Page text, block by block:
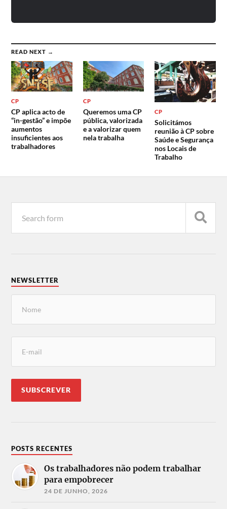
READ NEXT →
CP
CP aplica acto de
“in-gestão” e impõe
aumentos
insuficientes aos
trabalhadores
CP
Queremos uma CP
pública, valorizada
e a valorizar quem
nela trabalha
CP
Solicitámos
reunião à CP sobre
Saúde e Segurança
nos Locais de
Trabalho
NEWSLETTER
POSTS RECENTES
Os trabalhadores não podem trabalhar
para empobrecer
24 DE JUNHO, 2026